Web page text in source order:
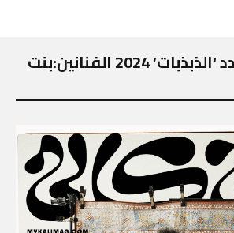
ضيوف غلاف عدد ‘الذبذبات’ 2024 الفنانين:بنت